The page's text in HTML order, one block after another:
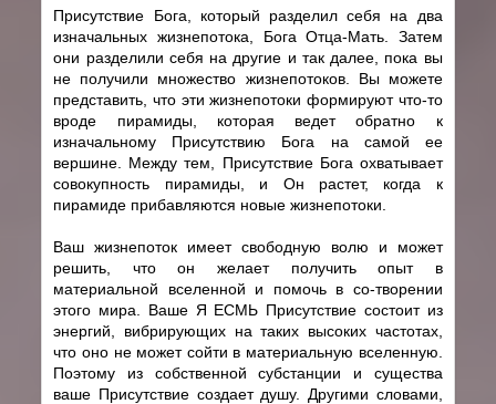
Присутствие Бога, который разделил себя на два
изначальных жизнепотока, Бога Отца-Мать. Затем
они разделили себя на другие и так далее, пока вы
не получили множество жизнепотоков. Вы можете
представить, что эти жизнепотоки формируют что-то
вроде пирамиды, которая ведет обратно к
изначальному Присутствию Бога на самой ее
вершине. Между тем, Присутствие Бога охватывает
совокупность пирамиды, и Он растет, когда к
пирамиде прибавляются новые жизнепотоки.
Ваш жизнепоток имеет свободную волю и может
решить, что он желает получить опыт в
материальной вселенной и помочь в со-творении
этого мира. Ваше Я ЕСМЬ Присутствие состоит из
энергий, вибрирующих на таких высоких частотах,
что оно не может сойти в материальную вселенную.
Поэтому из собственной субстанции и существа
ваше Присутствие создает душу. Другими словами,